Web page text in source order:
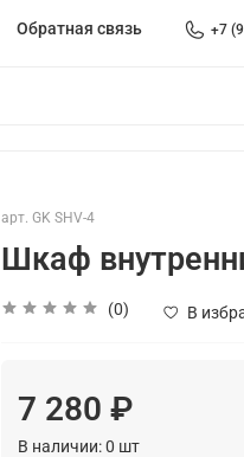
Обратная связь +7
арт. GK SHV-4
Шкаф
(0) В
7 280 ₽
В наличии:0 шт